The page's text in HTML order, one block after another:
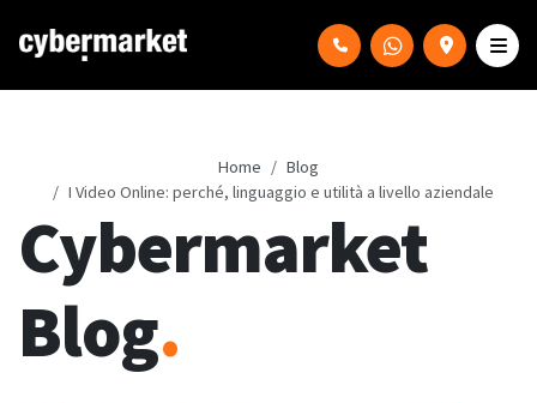
Home
Blog
I Video Online: perché, linguaggio e utilità a livello aziendale
Cybermarket
Blog.